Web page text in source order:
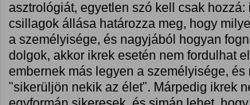
asztrológiát, egyetlen szó kell csak hozzá:
csillagok állása határozza meg, hogy
a személyisége, és nagyjából hogyan
dolgok, akkor ikrek esetén nem fordulhat
embernek más legyen a személyisége, és
"sikerüljön nekik az élet". Márpedig ikrek